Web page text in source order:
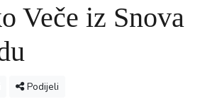
Veče iz Snova
Podijeli